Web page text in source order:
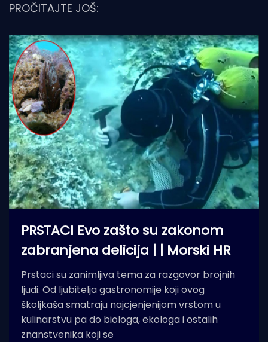
PROČITAJTE JOŠ:
PRSTACI Evo zašto su zakonom
zabranjena delicija | | Morski HR
Prstaci su zanimljiva tema za razgovor brojnih
ljudi. Od ljubitelja gastronomije koji ovog
školjkaša smatraju najcjenjenijom vrstom u
kulinarstvu pa do biologa, ekologa i ostalih
znanstvenika koji se